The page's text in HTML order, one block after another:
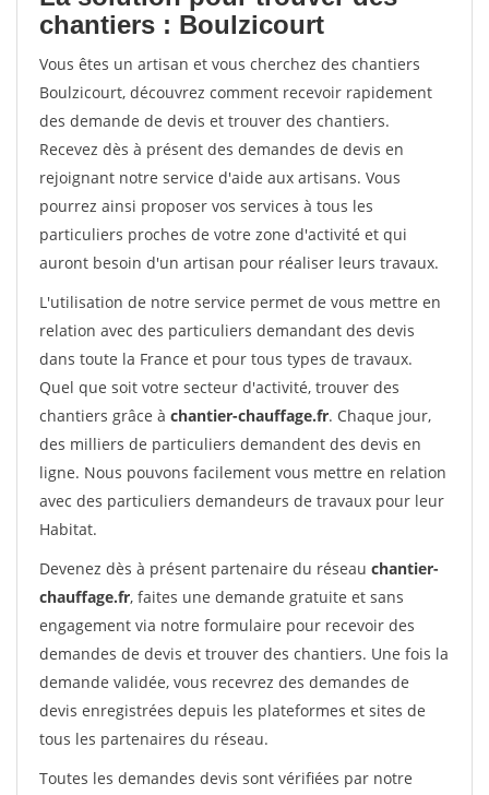
chantiers : Boulzicourt
Vous êtes un artisan et vous cherchez des chantiers
Boulzicourt, découvrez comment recevoir rapidement
des demande de devis et trouver des chantiers.
Recevez dès à présent des demandes de devis en
rejoignant notre service d'aide aux artisans. Vous
pourrez ainsi proposer vos services à tous les
particuliers proches de votre zone d'activité et qui
auront besoin d'un artisan pour réaliser leurs travaux.
L'utilisation de notre service permet de vous mettre en
relation avec des particuliers demandant des devis
dans toute la France et pour tous types de travaux.
Quel que soit votre secteur d'activité, trouver des
chantiers grâce à chantier-chauffage.fr. Chaque jour,
des milliers de particuliers demandent des devis en
ligne. Nous pouvons facilement vous mettre en relation
avec des particuliers demandeurs de travaux pour leur
Habitat.
Devenez dès à présent partenaire du réseau chantier-
chauffage.fr, faites une demande gratuite et sans
engagement via notre formulaire pour recevoir des
demandes de devis et trouver des chantiers. Une fois la
demande validée, vous recevrez des demandes de
devis enregistrées depuis les plateformes et sites de
tous les partenaires du réseau.
Toutes les demandes devis sont vérifiées par notre